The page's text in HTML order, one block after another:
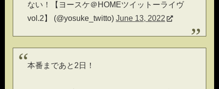
ない！【ヨースケ＠HOMEツイットーライヴ
vol.2】 (@yosuke_twitto) June 13, 2022
本番まであと2日！